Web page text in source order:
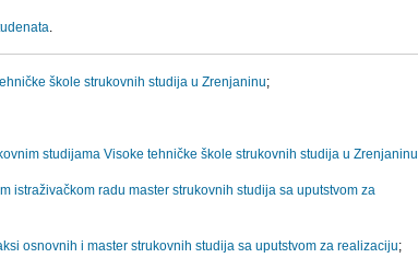
.
škole strukovnih studija u Zrenjaninu;
studijama Visoke tehničke škole strukovnih studija u Zrenjaninu
istraživačkom radu master strukovnih studija sa uputstvom za
osnovnih i master strukovnih studija sa uputstvom za realizaciju;